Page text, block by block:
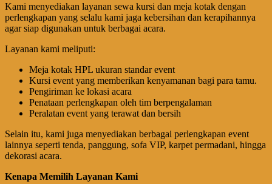
Kami menyediakan layanan sewa kursi dan meja kotak dengan
perlengkapan yang selalu kami jaga kebersihan dan kerapihannya
agar siap digunakan untuk berbagai acara.
Layanan kami meliputi:
Meja kotak HPL ukuran standar event
Kursi event yang memberikan kenyamanan bagi para tamu.
Pengiriman ke lokasi acara
Penataan perlengkapan oleh tim berpengalaman
Peralatan event yang terawat dan bersih
Selain itu, kami juga menyediakan berbagai perlengkapan event
lainnya seperti tenda, panggung, sofa VIP, karpet permadani, hingga
dekorasi acara.
Kenapa Memilih Layanan Kami